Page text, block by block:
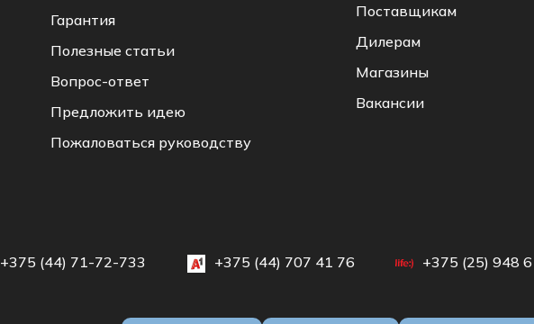
Гарантия
Полезные статьи
Вопрос-ответ
Предложить идею
Пожаловаться руководству
Поставщикам
Дилерам
Магазины
Вакансии
+375 (44) 71-72-733 +375 (44) 707 41 76 +375 (25) 948